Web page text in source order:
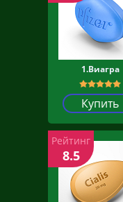
1.Виагра
Купить
Рейтинг
8.5